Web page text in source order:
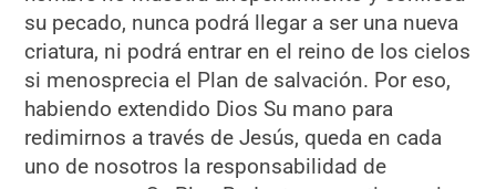
su pecado, nunca podrá llegar a ser una nueva
criatura, ni podrá entrar en el reino de los cielos
si menosprecia el Plan de salvación. Por eso,
habiendo extendido Dios Su mano para
redimirnos a través de Jesús, queda en cada
uno de nosotros la responsabilidad de